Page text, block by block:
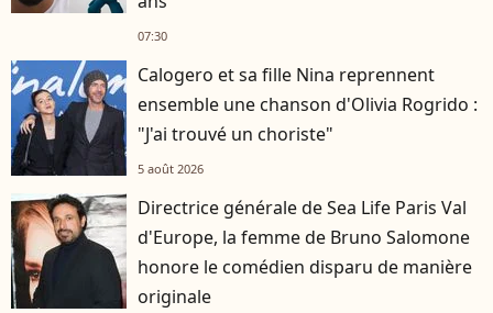
07:30
Calogero et sa fille Nina reprennent
ensemble une chanson d'Olivia Rogrido :
"J'ai trouvé un choriste"
5 août 2026
Directrice générale de Sea Life Paris Val
d'Europe, la femme de Bruno Salomone
honore le comédien disparu de manière
originale